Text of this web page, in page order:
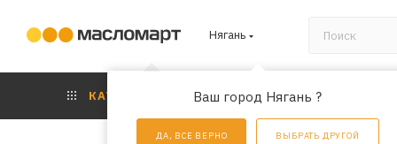
Нягань
Ваш город Нягань ?
ДА, ВСЕ ВЕРНО ВЫБРАТЬ ДРУГОЙ
КАТАЛОГ АКЦИИ